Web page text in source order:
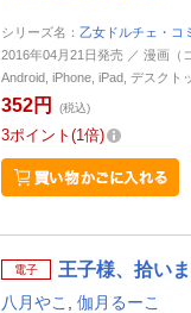
シリーズ名： 乙女ドルチェ・コ
2016年04月21日発売 ／ 漫画（
Android, iPhone, iPad, デスクト
352円 (税込)
3ポイント 1倍
電子 王子様、拾い
八月やこ 伽月るーこ